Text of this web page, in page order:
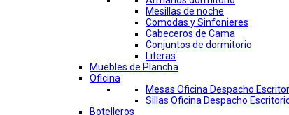
Mesillas de noche
Comodas y Sinfonieres
Cabeceros de Cama
Conjuntos de dormitorio
Literas
Muebles de Plancha
Oficina
Mesas Oficina Despacho
Sillas Oficina Despacho
Botelleros